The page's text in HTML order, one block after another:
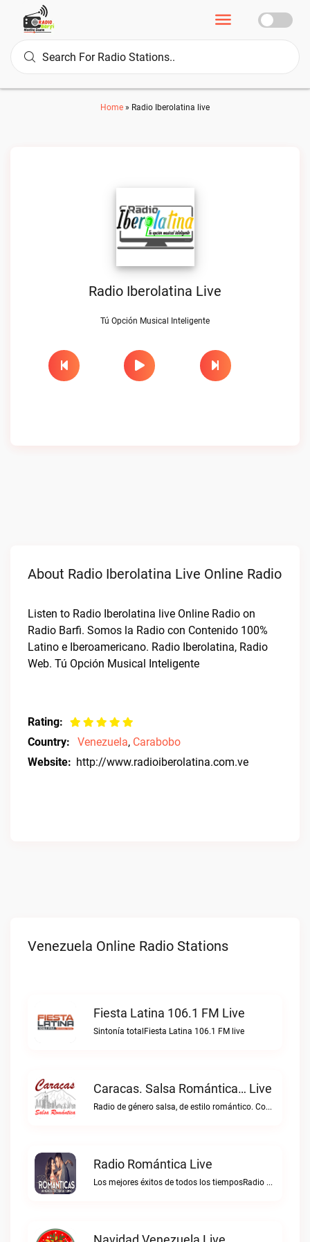
Home » Radio Iberolatina live
Radio Iberolatina Live
Tú Opción Musical Inteligente
About Radio Iberolatina Live Online Radio
Listen to Radio Iberolatina live Online Radio on
Radio Barfi. Somos la Radio con Contenido 100%
Latino e Iberoamericano. Radio Iberolatina, Radio
Web. Tú Opción Musical Inteligente
Rating:
Country:
Venezuela, Carabobo
Website: http://www.radioiberolatina.com.ve
Venezuela Online Radio Stations
Fiesta Latina 106.1 FM Live
Sintonía totalFiesta Latina 106.1 FM live
Caracas. Salsa Romántica… Live
Radio de género salsa, de estilo romántico. Con la selección musical que nos gusta...Caracas. Salsa Romántica… live
Radio Romántica Live
Los mejores éxitos de todos los tiemposRadio Romántica live